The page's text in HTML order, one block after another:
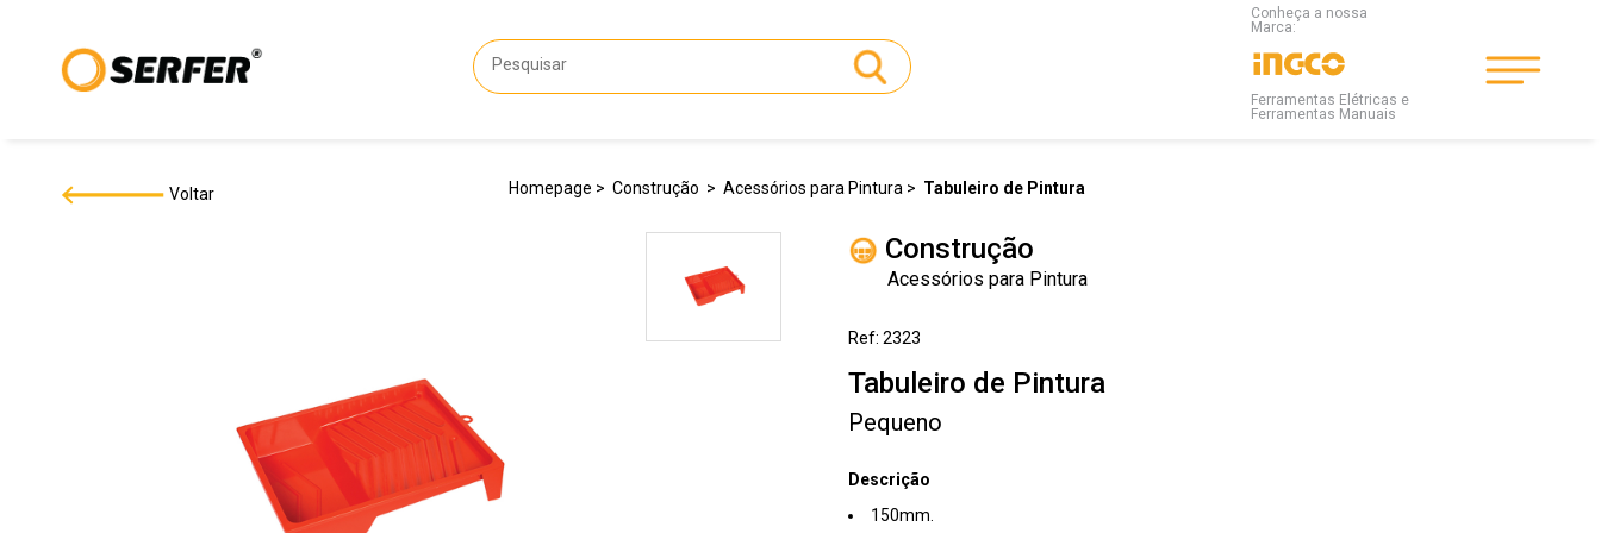
Conheça a nossa
Marca:
Ferramentas Elétricas e
Ferramentas Manuais
Homepage Construção Acessórios para Pintura Tabuleiro de Pintura
Voltar
Construção
Acessórios para Pintura
Ref: 2323
Tabuleiro de Pintura
Pequeno
Descrição
150mm.